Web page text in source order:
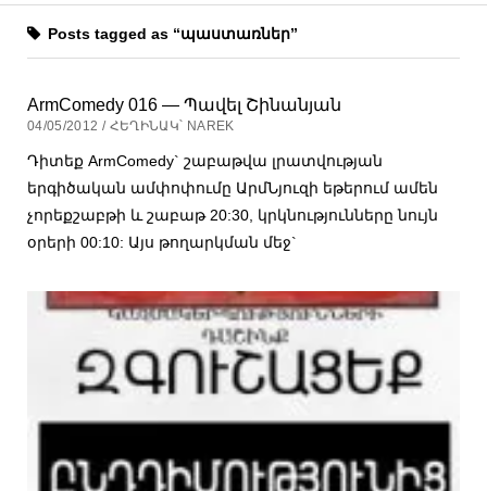
Posts tagged as “պաստառներ”
ArmComedy 016 — Պավել Շինանյան
04/05/2012 / ՀԵՂԻՆԱԿ՝ NAREK
Դիտեք ArmComedy` շաբաթվա լրատվության
երգիծական ամփոփումը ԱրմՆյուզի եթերում ամեն
չորեքշաբթի և շաբաթ 20:30, կրկնությունները նույն
օրերի 00:10: Այս թողարկման մեջ`